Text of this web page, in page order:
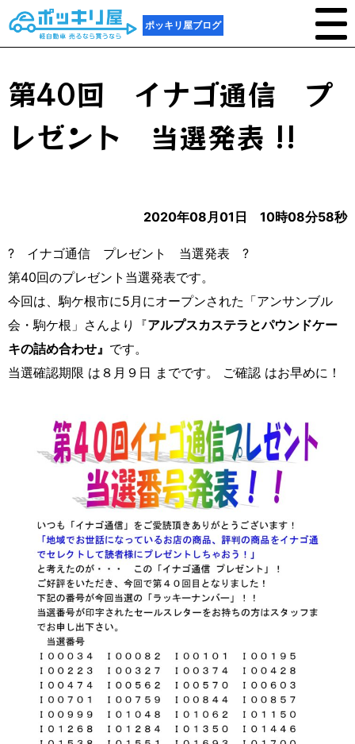
ポッキリ屋ブログ
第40回 イナゴ通信 プ
レゼント 当選発表 !!
2020年08月01日 10時08分58秒
? イナゴ通信 プレゼント 当選発表 ?
第40回のプレゼント当選発表です。
今回は、駒ケ根市に5月にオープンされた「アンサンブル
会・駒ケ根」さんより『アルプスカステラとパウンドケー
キの詰め合わせ』 です。
当選確認期限 は８月９日 までです。 ご確認 はお早めに！